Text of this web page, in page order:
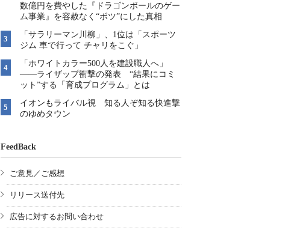
数億円を費やした『ドラゴンボールのゲー
ム事業』を容赦なく“ボツ”にした真相
「サラリーマン川柳」、1位は「スポーツ
ジム 車で行って チャリをこぐ」
「ホワイトカラー500人を建設職人へ」
――ライザップ衝撃の発表 “結果にコミ
ット”する「育成プログラム」とは
イオンもライバル視 知る人ぞ知る快進撃
のゆめタウン
FeedBack
ご意見／ご感想
リリース送付先
広告に対するお問い合わせ